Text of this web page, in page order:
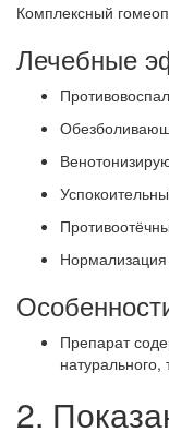
Комплексный
Лечебные
Нормализация
Препарат
натурального,
2.